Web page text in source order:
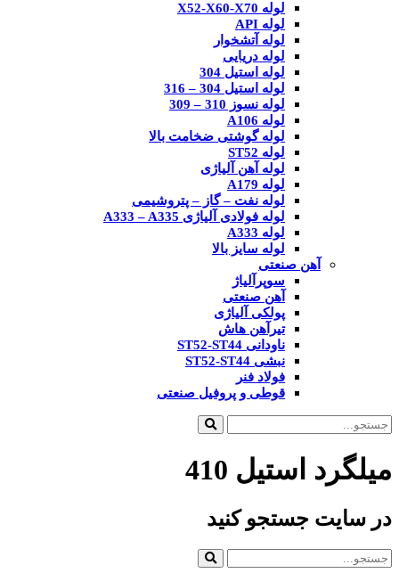
لوله X52-X60-X70
لوله API
لوله آتشخوار
لوله دریایی
لوله استیل 304
لوله استیل 304 – 316
لوله نسوز 310 – 309
لوله A106
لوله گوشتی ضخامت بالا
لوله ST52
لوله آهن آلیاژی
لوله A179
لوله نفت – گاز – پتروشیمی
لوله فولادی آلیاژی A333 – A335
لوله A333
لوله سایز بالا
آهن صنعتی
سوپرآلیاژ
آهن صنعتی
پولکی آلیاژی
تیرآهن هاش
ناودانی ST52-ST44
نبشی ST52-ST44
فولاد فنر
قوطی و پروفیل صنعتی
میلگرد استیل 410
در سایت جستجو کنید